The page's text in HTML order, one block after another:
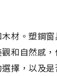
材。塑鋼
和自然感
擇，以及